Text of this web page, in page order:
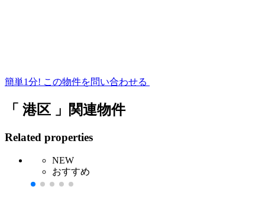
簡単1分! この物件を問い合わせる
「 港区 」関連物件
Related properties
NEW
おすすめ